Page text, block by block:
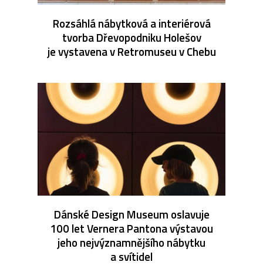
Rozsáhlá nábytková a interiérová
tvorba Dřevopodniku Holešov
je vystavena v Retromuseu v Chebu
Dánské Design Museum oslavuje
100 let Vernera Pantona výstavou
jeho nejvýznamnějšího nábytku
a svítidel